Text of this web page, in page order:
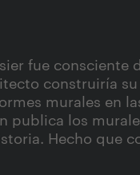
fue consciente
construiría
murales en
publica los
Hecho que